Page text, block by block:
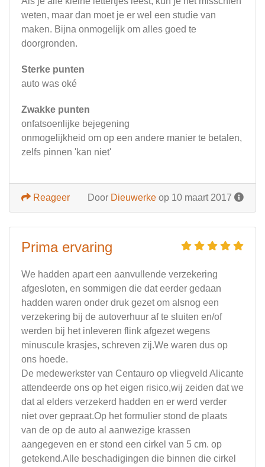
weten, maar dan moet je er wel een studie van
maken. Bijna onmogelijk om alles goed te
doorgronden.
Sterke punten
auto was oké
Zwakke punten
onfatsoenlijke bejegening
onmogelijkheid om op een andere manier te betalen,
zelfs pinnen 'kan niet'
Door Dieuwerke op 10 maart 2017
Reageer
Prima ervaring
We hadden apart een aanvullende verzekering
afgesloten, en sommigen die dat eerder gedaan
hadden waren onder druk gezet om alsnog een
verzekering bij de autoverhuur af te sluiten en/of
werden bij het inleveren flink afgezet wegens
minuscule krasjes, schreven zij.We waren dus op
ons hoede.
De medewerkster van Centauro op vliegveld Alicante
attendeerde ons op het eigen risico,wij zeiden dat we
dat al elders verzekerd hadden en er werd verder
niet over gepraat.Op het formulier stond de plaats
van de op de auto al aanwezige krassen
aangegeven en er stond een cirkel van 5 cm. op
getekend.Alle beschadigingen die binnen die cirkel